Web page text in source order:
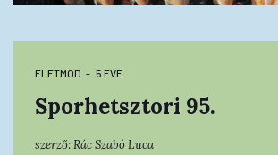
ÉLETMÓD 5 ÉVE
Sporhetsztori 95.
szerző:Rác Szabó Luca